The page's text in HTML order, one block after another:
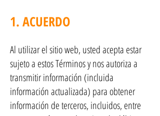
1. ACUERDO
Al utilizar el sitio web, usted acepta estar
sujeto a estos Términos y nos autoriza a
transmitir información (incluida
información actualizada) para obtener
información de terceros, incluidos, entre